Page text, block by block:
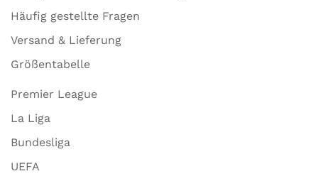
Häufig gestellte Fragen
Versand & Lieferung
Größentabelle
Premier League
La Liga
Bundesliga
UEFA